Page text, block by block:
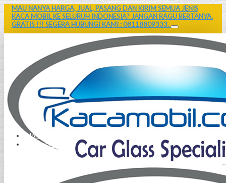
MAU NANYA HARGA, JUAL, PASANG DAN KIRIM SEMUA JENIS
KACA MOBIL KE SELURUH INDONESIA? JANGAN RAGU BERTANYA.
GRATIS !!! SEGERA HUBUNGI KAMI : 08118809333.
Home
Contact Us